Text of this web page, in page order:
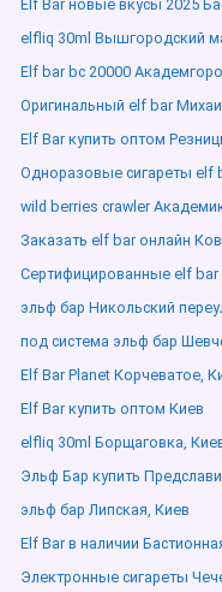
Elf Bar новые вкусы 2025
elfliq 30ml Вышгородский
Elf bar bc 20000
Оригинальный elf bar
Elf Bar купить оптом
Одноразовые сигареты elf
wild berries crawler
Заказать elf bar онлайн
Сертифицированные elf bar
эльф бар Никольский
под система эльф бар
Elf Bar Planet Корчеватое,
Elf Bar купить оптом Киев
elfliq 30ml Борщаговка,
Эльф Бар купить
эльф бар Липская, Киев
Elf Bar в наличии
Электронные сигареты